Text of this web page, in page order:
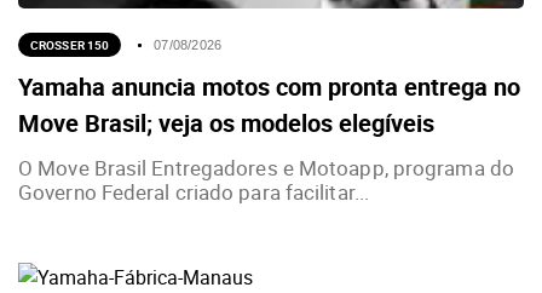
CROSSER 150 07/08/2026
Yamaha anuncia motos com pronta entrega no
Move Brasil; veja os modelos elegíveis
O Move Brasil Entregadores e Motoapp, programa do
Governo Federal criado para facilitar...